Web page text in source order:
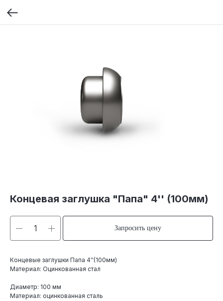
Концевая заглушка "Папа" 4'' (100мм)
Запросить цену
Концевые заглушки Папа 4''(100мм)
Материал: Оцинкованная стал
Диаметр: 100 мм
Материал: оцинкованная сталь